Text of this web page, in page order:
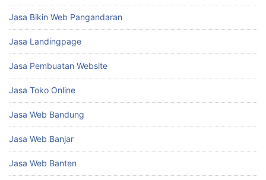
Jasa Bikin Web Pangandaran
Jasa Landingpage
Jasa Pembuatan Website
Jasa Toko Online
Jasa Web Bandung
Jasa Web Banjar
Jasa Web Banten